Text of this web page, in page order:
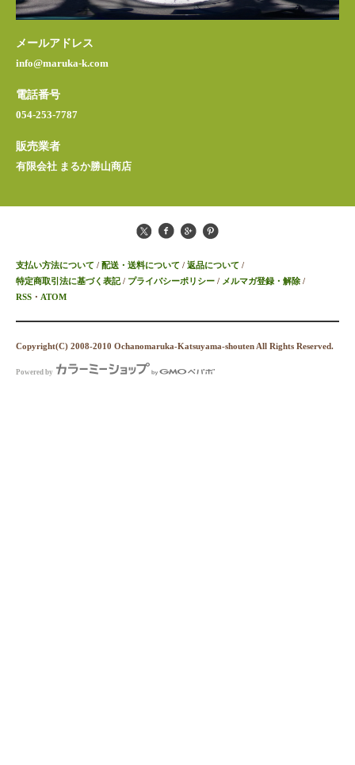
メールアドレス
info@maruka-k.com
電話番号
054-253-7787
販売業者
有限会社 まるか勝山商店
支払い方法について / 配送・送料について / 返品について /
特定商取引法に基づく表記/ プライバシーポリシー / メルマガ登録・解除 /
RSS ・ ATOM
Copyright(C) 2008-2010 Ochanomaruka-Katsuyama-shouten All Rights Reserved.
Powered by